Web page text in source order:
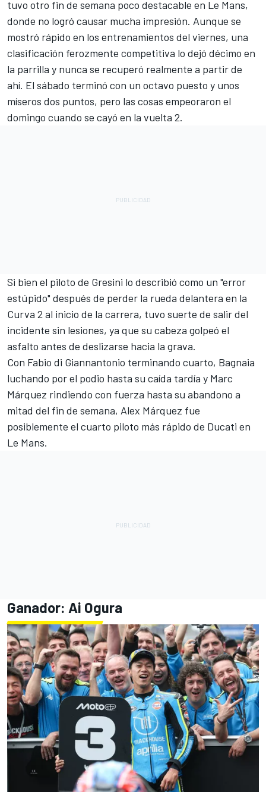
tuvo otro fin de semana poco destacable en Le Mans,
donde no logró causar mucha impresión. Aunque se
mostró rápido en los entrenamientos del viernes, una
clasificación ferozmente competitiva lo dejó décimo en
la parrilla y nunca se recuperó realmente a partir de
ahí. El sábado terminó con un octavo puesto y unos
míseros dos puntos, pero las cosas empeoraron el
domingo cuando se cayó en la vuelta 2.
Si bien el piloto de Gresini lo describió como un "error
estúpido" después de perder la rueda delantera en la
Curva 2 al inicio de la carrera, tuvo suerte de salir del
incidente sin lesiones, ya que su cabeza golpeó el
asfalto antes de deslizarse hacia la grava.
Con Fabio di Giannantonio terminando cuarto, Bagnaia
luchando por el podio hasta su caída tardía y Marc
Márquez rindiendo con fuerza hasta su abandono a
mitad del fin de semana, Alex Márquez fue
posiblemente el cuarto piloto más rápido de Ducati en
Le Mans.
Ganador: Ai Ogura